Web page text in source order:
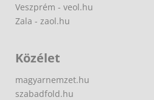
Veszprém - veol.hu
Zala - zaol.hu
Közélet
magyarnemzet.hu
szabadfold.hu